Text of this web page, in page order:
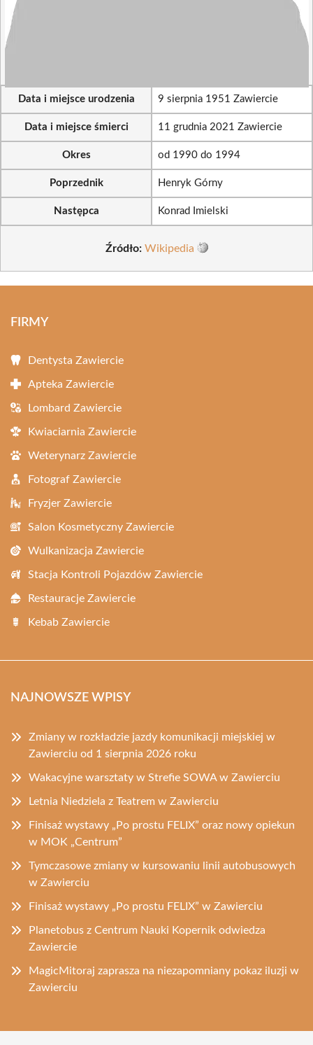
Data i miejsce urodzenia 9 sierpnia 1951 Zawiercie
Data i miejsce śmierci 11 grudnia 2021 Zawiercie
Okres od 1990 do 1994
Poprzednik Henryk Górny
Następca Konrad Imielski
Źródło: Wikipedia
FIRMY
Dentysta Zawiercie
Apteka Zawiercie
Lombard Zawiercie
Kwiaciarnia Zawiercie
Weterynarz Zawiercie
Fotograf Zawiercie
Fryzjer Zawiercie
Salon Kosmetyczny Zawiercie
Wulkanizacja Zawiercie
Stacja Kontroli Pojazdów Zawiercie
Restauracje Zawiercie
Kebab Zawiercie
NAJNOWSZE WPISY
Zmiany w rozkładzie jazdy komunikacji miejskiej w
Zawierciu od 1 sierpnia 2026 roku
Wakacyjne warsztaty w Strefie SOWA w Zawierciu
Letnia Niedziela z Teatrem w Zawierciu
Finisaż wystawy „Po prostu FELIX” oraz nowy opiekun
w MOK „Centrum”
Tymczasowe zmiany w kursowaniu linii autobusowych
w Zawierciu
Finisaż wystawy „Po prostu FELIX” w Zawierciu
Planetobus z Centrum Nauki Kopernik odwiedza
Zawiercie
MagicMitoraj zaprasza na niezapomniany pokaz iluzji w
Zawierciu